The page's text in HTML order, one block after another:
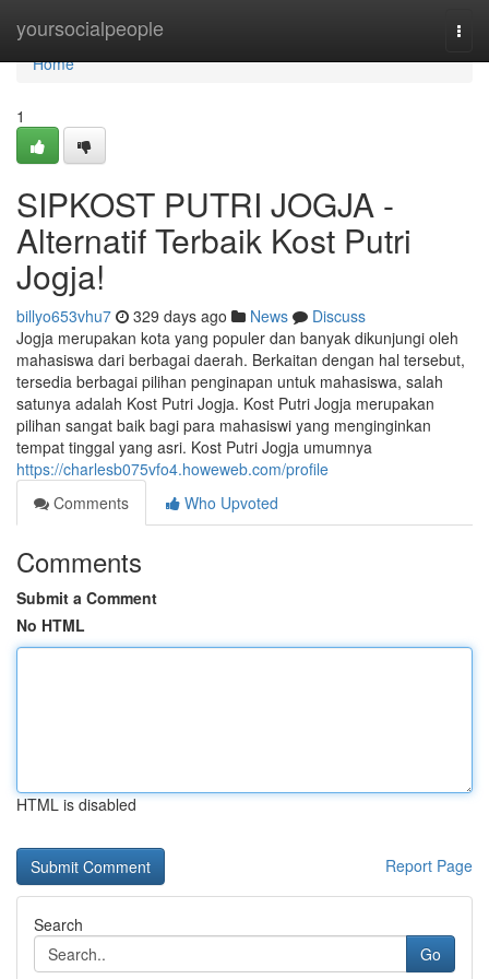
yoursocialpeople
Home
Home
1
SIPKOST PUTRI JOGJA -
Alternatif Terbaik Kost Putri
Jogja!
billyo653vhu7 329 days ago News
Discuss
Jogja merupakan kota yang populer dan banyak dikunjungi oleh
mahasiswa dari berbagai daerah. Berkaitan dengan hal tersebut,
tersedia berbagai pilihan penginapan untuk mahasiswa, salah
satunya adalah Kost Putri Jogja. Kost Putri Jogja merupakan
pilihan sangat baik bagi para mahasiswi yang menginginkan
tempat tinggal yang asri. Kost Putri Jogja umumnya
https://charlesb075vfo4.howeweb.com/profile
Comments
Who Upvoted
Comments
Submit a Comment
No HTML
HTML is disabled
Report Page
Search
Go